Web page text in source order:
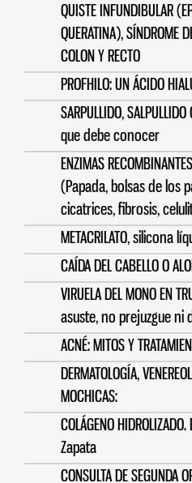
QUISTE INFUNDIBULAR
QUERATINA), SÍNDROME
COLON Y RECTO
PROFHILO: UN ÁCIDO
SARPULLIDO,
que debe conocer
ENZIMAS
(Papada, bolsas de los
cicatrices, fibrosis,
METACRILATO,
CAÍDA DEL CABELLO O
VIRUELA DEL MONO EN
asuste, no prejuzgue
ACNÉ: MITOS Y
DERMATOLOGÍA,
MOCHICAS:
COLÁGENO
Zapata
CONSULTA DE SEGUNDA